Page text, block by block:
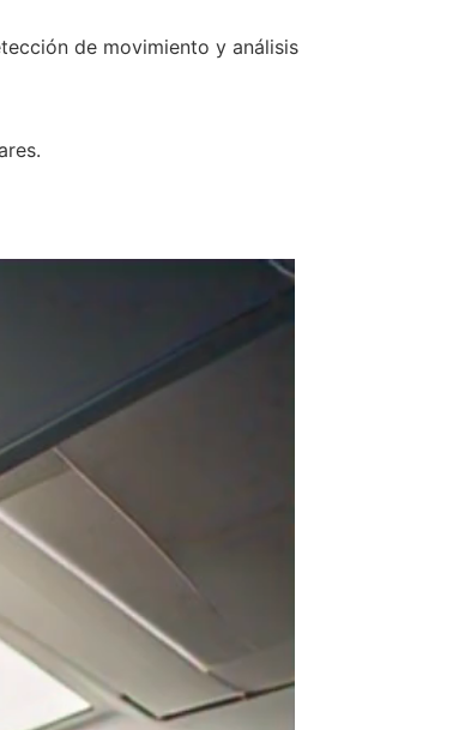
de movimiento y análisis